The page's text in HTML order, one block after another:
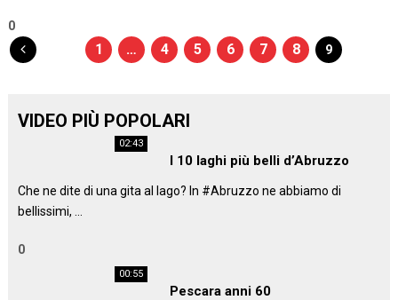
0
Navigazione
1 … 4 5 6 7 8 9
VIDEO PIÙ POPOLARI
02:43
I 10 laghi più belli d’Abruzzo
Che ne dite di una gita al lago? In #Abruzzo ne abbiamo di
bellissimi, …
0
00:55
Pescara anni 60